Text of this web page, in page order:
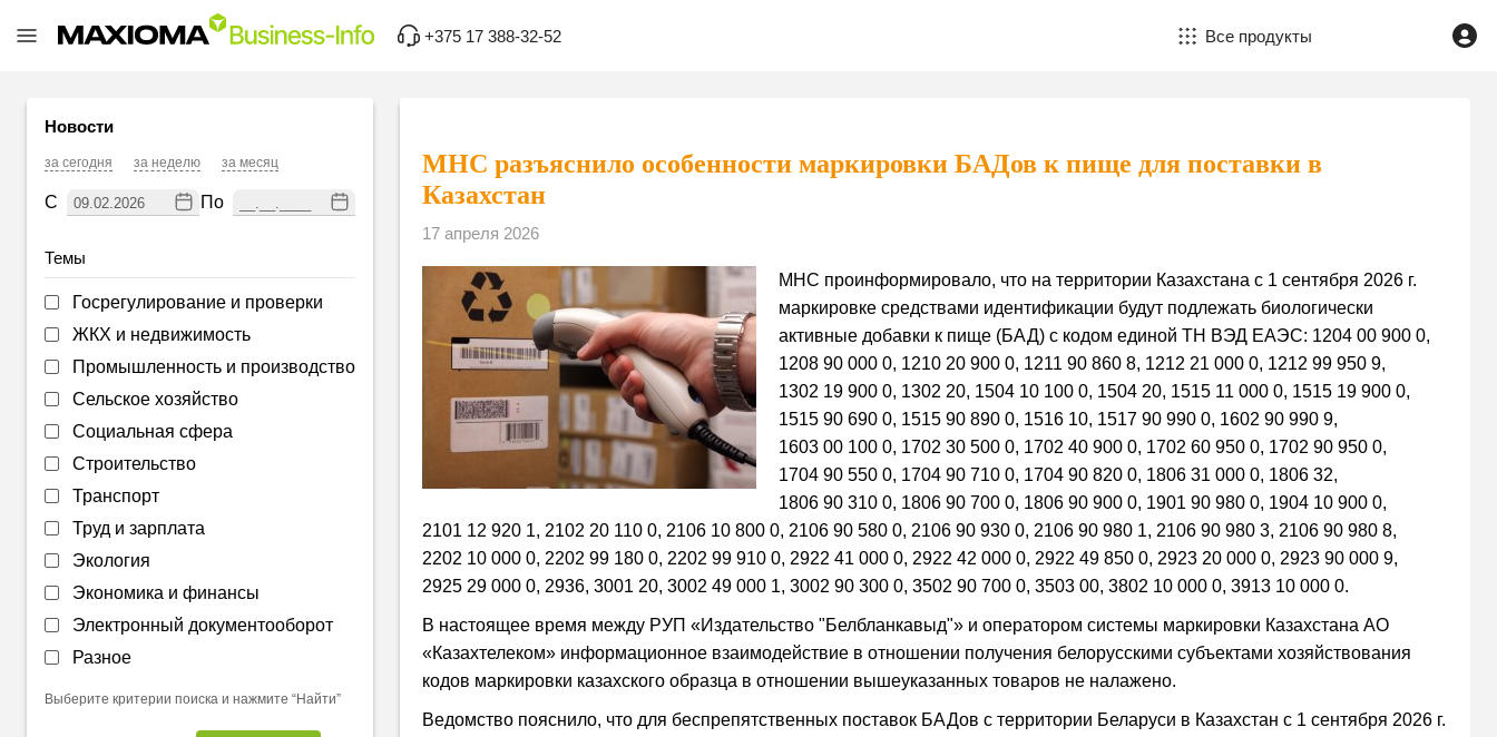
+375 17 388-32-52 Все продукты
Новости
за сегодня за неделю за месяц
С По
Темы
Госрегулирование и проверки
ЖКХ и недвижимость
Промышленность и производство
Сельское хозяйство
Социальная сфера
Строительство
Транспорт
Труд и зарплата
Экология
Экономика и финансы
Электронный документооборот
Разное
Выберите критерии поиска и нажмите “Найти”
МНС разъяснило особенности маркировки БАДов к пище для поставки в
Казахстан
17 апреля 2026
МНС проинформировало, что на территории Казахстана с 1 сентября 2026 г.
маркировке средствами идентификации будут подлежать биологически
активные добавки к пище (БАД) с кодом единой ТН ВЭД ЕАЭС: 1204 00 900 0,
1208 90 000 0, 1210 20 900 0, 1211 90 860 8, 1212 21 000 0, 1212 99 950 9,
1302 19 900 0, 1302 20, 1504 10 100 0, 1504 20, 1515 11 000 0, 1515 19 900 0,
1515 90 690 0, 1515 90 890 0, 1516 10, 1517 90 990 0, 1602 90 990 9,
1603 00 100 0, 1702 30 500 0, 1702 40 900 0, 1702 60 950 0, 1702 90 950 0,
1704 90 550 0, 1704 90 710 0, 1704 90 820 0, 1806 31 000 0, 1806 32,
1806 90 310 0, 1806 90 700 0, 1806 90 900 0, 1901 90 980 0, 1904 10 900 0,
2101 12 920 1, 2102 20 110 0, 2106 10 800 0, 2106 90 580 0, 2106 90 930 0, 2106 90 980 1, 2106 90 980 3, 2106 90 980 8,
2202 10 000 0, 2202 99 180 0, 2202 99 910 0, 2922 41 000 0, 2922 42 000 0, 2922 49 850 0, 2923 20 000 0, 2923 90 000 9,
2925 29 000 0, 2936, 3001 20, 3002 49 000 1, 3002 90 300 0, 3502 90 700 0, 3503 00, 3802 10 000 0, 3913 10 000 0.
В настоящее время между РУП «Издательство "Белбланкавыд"» и оператором системы маркировки Казахстана АО
«Казахтелеком» информационное взаимодействие в отношении получения белорусскими субъектами хозяйствования
кодов маркировки казахского образца в отношении вышеуказанных товаров не налажено.
Ведомство пояснило, что для беспрепятственных поставок БАДов с территории Беларуси в Казахстан с 1 сентября 2026 г.